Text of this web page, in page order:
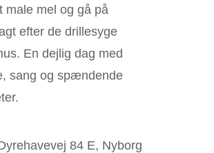
male mel og gå på
efter de drillesyge
En dejlig dag med
sang og spændende
84 E, Nyborg